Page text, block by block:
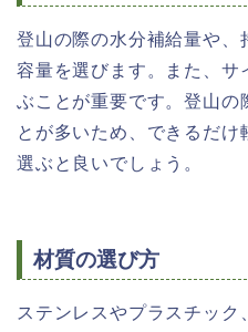
登山の際の水分補給量や、
容量を選びます。また、サ
ぶことが重要です。登山の
とが多いため、できるだけ
選ぶと良いでしょう。
材質の選び方
ステンレスやプラスチッ